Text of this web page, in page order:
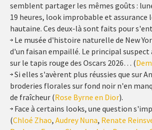
semblent partager les mêmes goûts :
19 heures, look improbable et assurance
hautaine. Ces deux-là sont faits pour
Le musée d'histoire naturelle de New
d'un faisan empaillé. Le principal
sur le tapis rouge des Oscars 2026… (
Si elles s'avèrent plus réussies que sur
broderies florales sur fond noir n'en
de fraîcheur (Rose Byrne en Dior).
Face à certains looks, une question
(Chloé Zhao, Audrey Nuna, Renate